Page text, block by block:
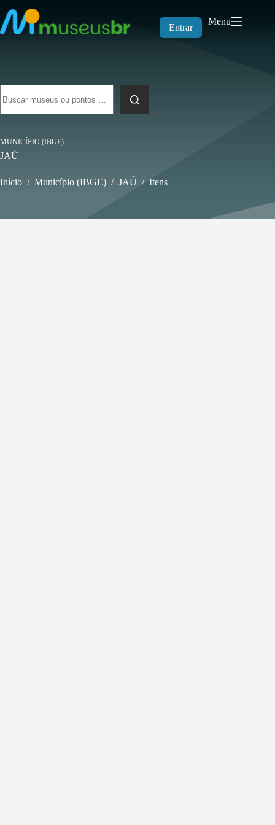
para
o
conteúdo
Entrar
Menu
resultados
MUNICÍPIO (IBGE)
JAÚ
Início / Município (IBGE) / JAÚ / Itens